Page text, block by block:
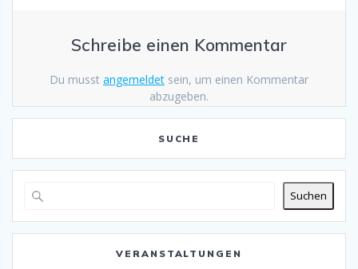
Schreibe einen Kommentar
Du musst angemeldet sein, um einen Kommentar
abzugeben.
SUCHE
Suchen
VERANSTALTUNGEN